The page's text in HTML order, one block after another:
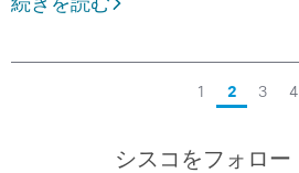
続きを読む
1 2 3 4
シスコをフォロー